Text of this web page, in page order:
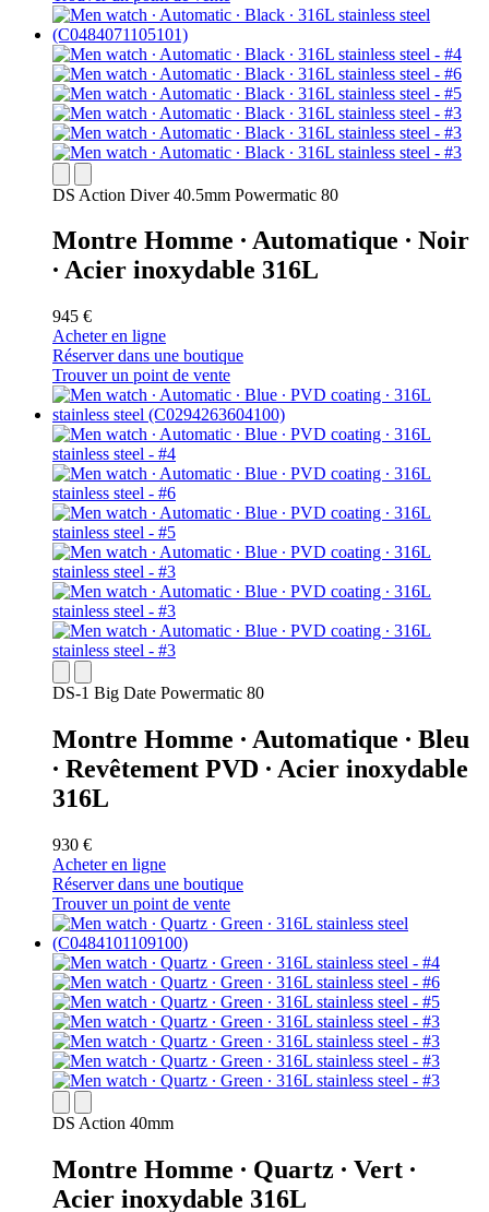
DS Action Diver 40.5mm Powermatic 80
Montre Homme ∙ Automatique ∙ Noir
∙ Acier inoxydable 316L
945 €
Acheter en ligne
Réserver dans une boutique
Trouver un point de vente
DS-1 Big Date Powermatic 80
Montre Homme ∙ Automatique ∙ Bleu
∙ Revêtement PVD ∙ Acier inoxydable
316L
930 €
Acheter en ligne
Réserver dans une boutique
Trouver un point de vente
DS Action 40mm
Montre Homme ∙ Quartz ∙ Vert ∙
Acier inoxydable 316L